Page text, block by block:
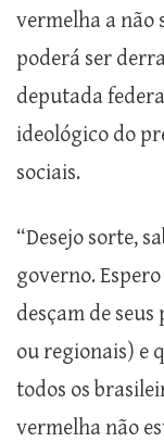
vermelha a não
poderá ser
deputada
ideológico do
sociais.
“Desejo sorte,
governo.
desçam de
ou regionais) e
todos os
vermelha não